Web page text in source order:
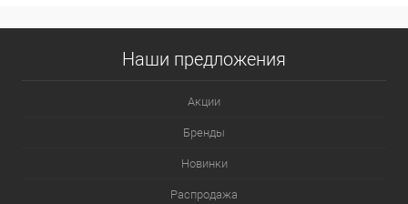
Наши предложения
Акции
Бренды
Новинки
Распродажа